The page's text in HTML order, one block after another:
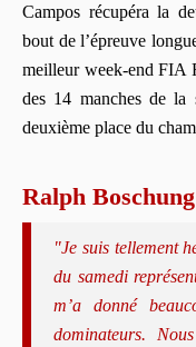
Campos récupéra la
bout de l’épreuve
meilleur week-end FIA
des 14 manches de
deuxième place du
Ralph
"Je suis tellement
du samedi
m’a donné
dominateurs.